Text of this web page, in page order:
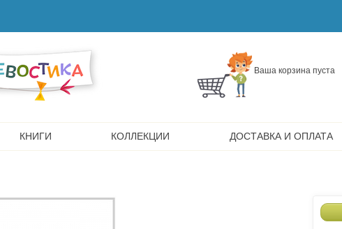
Ваша корзина пуста
КНИГИ КОЛЛЕКЦИИ ДОСТАВКА И ОПЛАТА